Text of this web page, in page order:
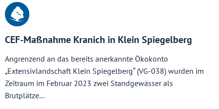
CEF-Maßnahme Kranich in Klein Spiegelberg
Angrenzend an das bereits anerkannte Ökokonto
„Extensivlandschaft Klein Spiegelberg“ (VG-038) wurden im
Zeitraum im Februar 2023 zwei Standgewässer als
Brutplätze...